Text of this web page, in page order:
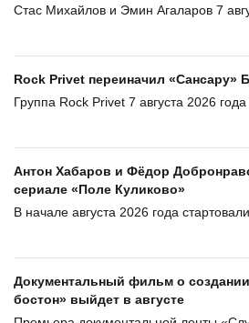
Стас Михайлов и Эмин Агаларов 7
Rock Privet переиначил «Сансару»
Группа Rock Privet 7 августа 2026
Антон Хабаров и Фёдор
сериале «Поле Куликово»
В начале августа 2026 года
Документальный фильм о
бостон» выйдет в августе